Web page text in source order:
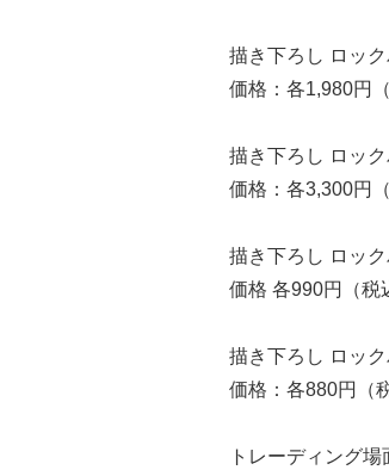
描き下ろし ロッ
価格：各1,980円（
描き下ろし ロッ
価格：各3,300円（
描き下ろし ロッ
価格 各990円（税
描き下ろし ロッ
価格：各880円（
トレーディング